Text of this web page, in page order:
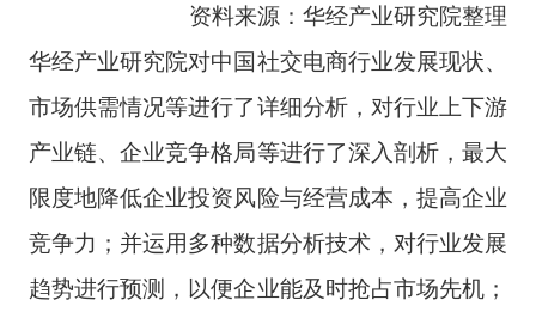
资料来源：华经产业研究院整理
华经产业研究院对中国社交电商行业发展现状、
市场供需情况等进行了详细分析，对行业上下游
产业链、企业竞争格局等进行了深入剖析，最大
限度地降低企业投资风险与经营成本，提高企业
竞争力；并运用多种数据分析技术，对行业发展
趋势进行预测，以便企业能及时抢占市场先机；